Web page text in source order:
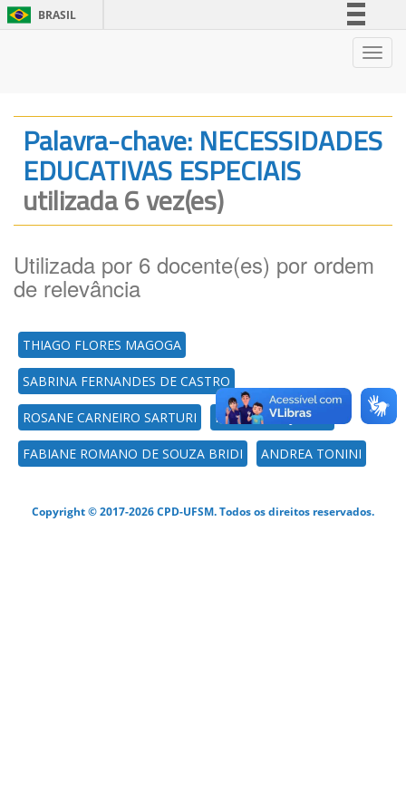
BRASIL
Legislação
Canais
Palavra-chave: NECESSIDADES
EDUCATIVAS ESPECIAIS
utilizada 6 vez(es)
Utilizada por 6 docente(es) por ordem
de relevância
THIAGO FLORES MAGOGA
SABRINA FERNANDES DE CASTRO
ROSANE CARNEIRO SARTURI RICARDO FAJARDO
FABIANE ROMANO DE SOUZA BRIDI ANDREA TONINI
Copyright © 2017-2026 CPD-UFSM. Todos os direitos reservados.